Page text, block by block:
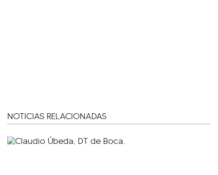
NOTICIAS RELACIONADAS